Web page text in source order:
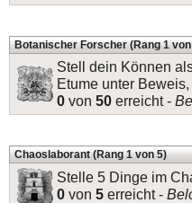
Botanischer Forscher (Rang 1
Stell dein Können
Etume unter
0 von 50 erreicht -
Chaoslaborant (Rang 1 von 5)
Stelle 5 Dinge im
0 von 5 erreicht -